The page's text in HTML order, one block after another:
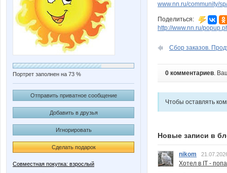
Портрет заполнен на 73 %
Отправить приватное сообщение
Добавить в друзья
Игнорировать
Сделать подарок
Совместная покупка: взрослый
www.nn.ru/community/
Поделиться:
http://www.nn.ru/
Сбор заказов.
0 комментариев.
Чтобы оставлять
Новые записи в
nikom
Хотел в IT -